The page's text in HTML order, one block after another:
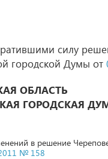
силу
городской Думы от
ОБЛАСТЬ
ГОРОДСКАЯ
в решение
№ 158